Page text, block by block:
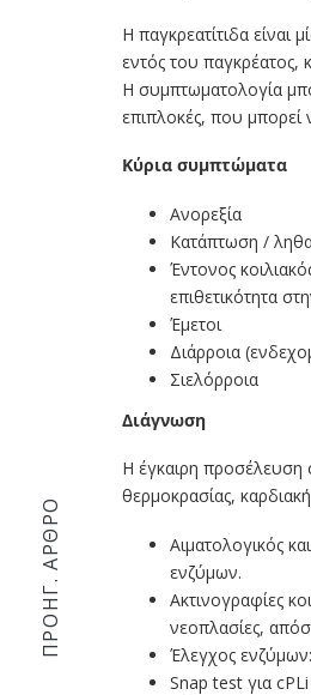
Η παγκρεατίτιδα
εντός του παγκρέατος,
Η συμπτωματολογία
επιπλοκές, που
Κύρια συμπτώματα
Ανορεξία
Κατάπτωση /
Έντονος
επιθετικότητα
Έμετοι
Διάρροια
Σιελόρροια
Διάγνωση
Η έγκαιρη προσέλευση
θερμοκρασίας,
Αιματολογικός
ενζύμων.
Ακτινογραφίες
νεοπλασίες,
Έλεγχος
Snap test για
ΠΡΟΗΓ. ΆΡΘΡΟ